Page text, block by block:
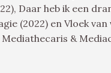
Daar heb ik een
(2022) en Vloek van
Mediathecaris &